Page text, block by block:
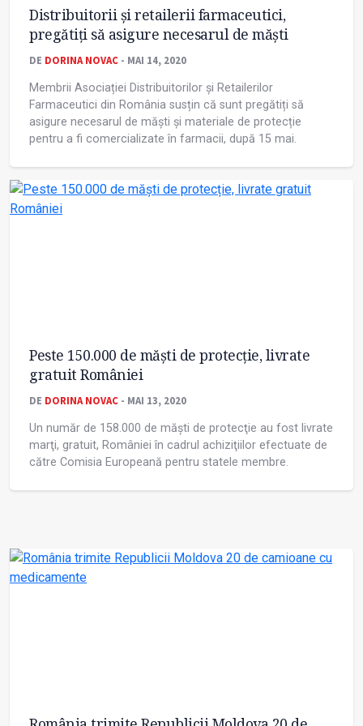
Distribuitorii și retailerii farmaceutici,
pregătiți să asigure necesarul de măști
DE DORINA NOVAC - MAI 14, 2020
Membrii Asociației Distribuitorilor și Retailerilor
Farmaceutici din România susțin că sunt pregătiți să
asigure necesarul de măști și materiale de protecție
pentru a fi comercializate în farmacii, după 15 mai.
Peste 150.000 de măști de protecție, livrate
gratuit României
DE DORINA NOVAC - MAI 13, 2020
Un număr de 158.000 de măşti de protecţie au fost livrate
marţi, gratuit, României în cadrul achiziţiilor efectuate de
către Comisia Europeană pentru statele membre.